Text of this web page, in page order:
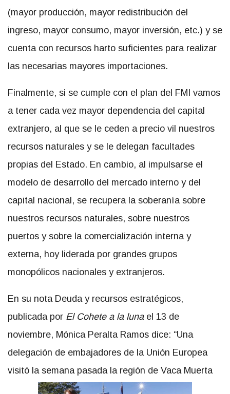
(mayor producción, mayor redistribución del
ingreso, mayor consumo, mayor inversión, etc.) y se
cuenta con recursos harto suficientes para realizar
las necesarias mayores importaciones.
Finalmente, si se cumple con el plan del FMI vamos
a tener cada vez mayor dependencia del capital
extranjero, al que se le ceden a precio vil nuestros
recursos naturales y se le delegan facultades
propias del Estado. En cambio, al impulsarse el
modelo de desarrollo del mercado interno y del
capital nacional, se recupera la soberanía sobre
nuestros recursos naturales, sobre nuestros
puertos y sobre la comercialización interna y
externa, hoy liderada por grandes grupos
monopólicos nacionales y extranjeros.
En su nota Deuda y recursos estratégicos,
publicada por El Cohete a la lunael 13 de
noviembre, Mónica Peralta Ramos dice: “Una
delegación de embajadores de la Unión Europea
visitó la semana pasada la región de Vaca Muerta